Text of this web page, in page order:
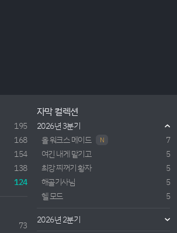
195
168
154
138
124
73
자막 컬렉션
2026년 3분기
올 워크스 메이드
N
7
여긴 내게 맡기고
5
최강 찌꺼기 황자
5
해골기사님
5
헬 모드
5
2026년 2분기